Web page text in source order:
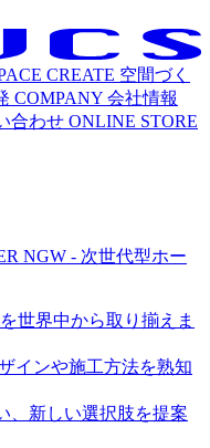
CREATE 空間づく
COMPANY 会社情報
合わせ ONLINE STORE
NGW - 次世代型ホー
世界中から取り揃えま
インや施工方法を熟知
、新しい選択肢を提案